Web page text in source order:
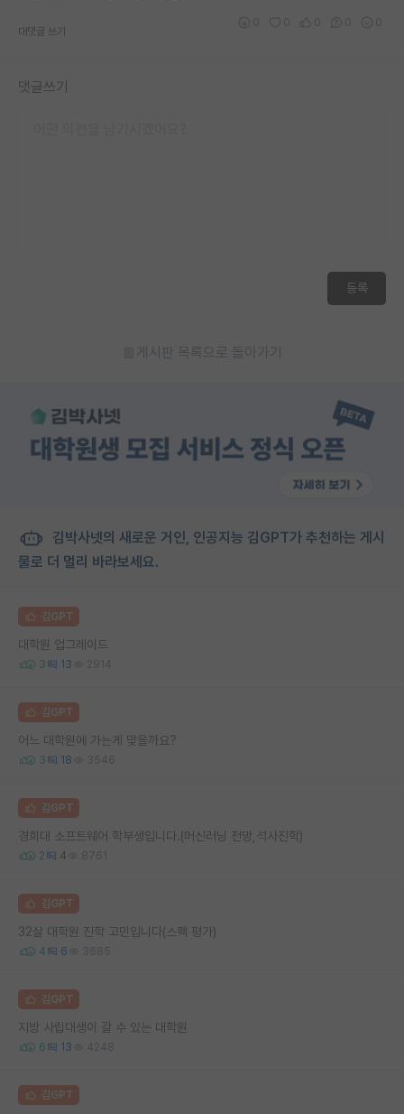
대댓글 쓰기
댓글쓰기
등록
게시판 목록으로 돌아가기
김박사넷의 새로운 거인, 인공지능 김GPT가 추천하는 게시
물로 더 멀리 바라보세요.
김GPT
대학원 업그레이드
3 13 2914
김GPT
어느 대학원에 가는게 맞을까요?
3 18 3546
김GPT
경희대 소프트웨어 학부생입니다.(머신러닝 전망,석사진학)
2 4 8761
김GPT
32살 대학원 진학 고민입니다(스펙 평가)
4 6 3685
김GPT
지방 사립대생이 갈 수 있는 대학원
6 13 4248
김GPT